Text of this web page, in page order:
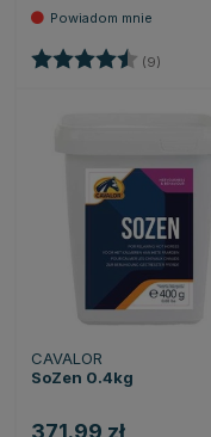
Ocena: (9) 4.8
CAVALOR
SoZen 0.4kg
371.99 zł